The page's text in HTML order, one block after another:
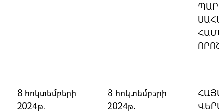
8 հոկտեմբերի
2024թ.
8 հոկտեմբերի
2024թ.